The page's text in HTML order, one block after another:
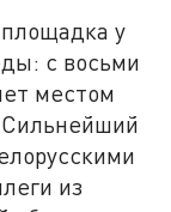
у
с восьми
местом
из